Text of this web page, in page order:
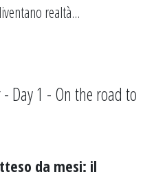
realtà...
Day 1 - On the road to
da mesi: il